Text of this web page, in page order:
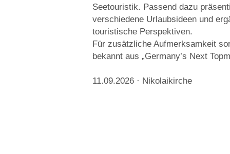
Seetouristik. Passend dazu
verschiedene Urlaubsideen und
touristische Perspektiven.
Für zusätzliche Aufmerksamkeit
bekannt aus „Germany’s Next
11.09.2026 · Nikolaikirche